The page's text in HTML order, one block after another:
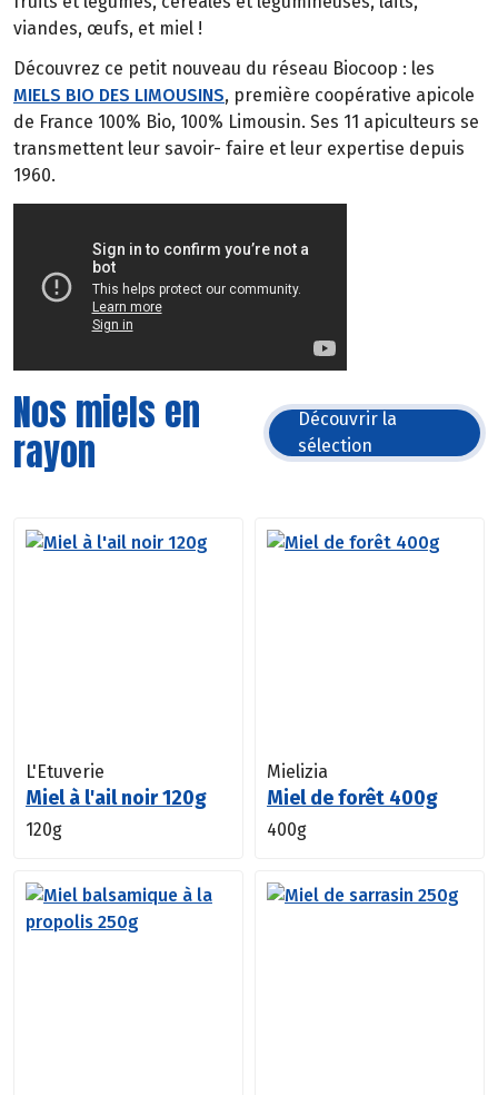
viandes, œufs, et miel !
Découvrez ce petit nouveau du réseau Biocoop : les
MIELS BIO DES LIMOUSINS, première coopérative apicole
de France 100% Bio, 100% Limousin. Ses 11 apiculteurs se
transmettent leur savoir- faire et leur expertise depuis
1960.
Nos miels en
rayon
Découvrir la
sélection
L'Etuverie
Miel à l'ail noir 120g
120g
Mielizia
Miel de forêt 400g
400g